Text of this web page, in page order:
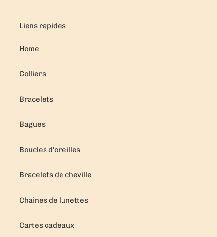
Liens rapides
Home
Colliers
Bracelets
Bagues
Boucles d'oreilles
Bracelets de cheville
Chaines de lunettes
Cartes cadeaux